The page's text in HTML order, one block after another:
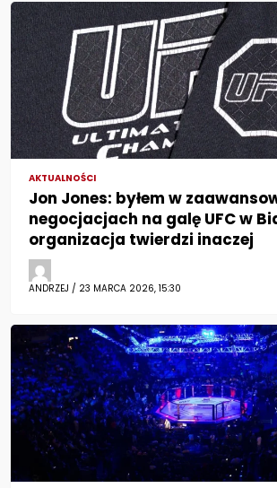
AKTUALNOŚCI
Jon Jones: byłem w
negocjacjach na galę UFC w
organizacja twierdzi inaczej
ANDRZEJ / 23 MARCA 2026, 15:30